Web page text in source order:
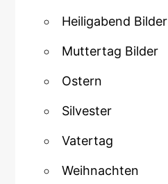
Heiligabend Bilder
Muttertag Bilder
Ostern
Silvester
Vatertag
Weihnachten